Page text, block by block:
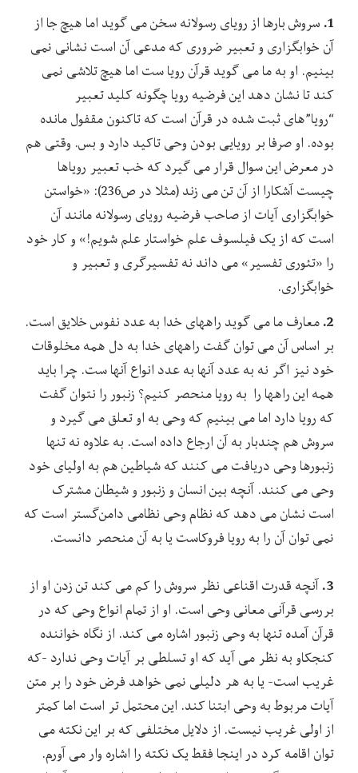
1. سروش بارها از رویای رسولانه سخن می گوید اما هیچ جا از
آن خوابگزاری و تعبیر ضروری که مدعی آن است نشانی نمی
بینیم. او به ما می گوید قرآن رویا ست اما هیچ تلاشی نمی
کند تا نشان دهد این فرضیه رویا چگونه کلید تعبیر
“رویا”های ثبت شده در قرآن است که تاکنون مقفول مانده
بوده. او صرفا بر رویایی بودن وحی تاکید دارد و بس. وقتی هم
در معرض این سوال قرار می گیرد که خب تعبیر رویاها
چیست آشکارا از آن تن می زند (مثلا در ص236): «خواستن
خوابگزاری آیات از صاحب فرضیه رویای رسولانه مانند آن
است که از یک فیلسوف علم خواستار علم شویم!» و کار خود
را «تئوری تفسیر» می داند نه تفسیرگری و تعبیر و
خوابگزاری.
2. معارف ما می گوید راههای خدا به عدد نفوس خلایق است.
بر اساس آن می توان گفت راههای خدا به دل همه مخلوقات
خود نیز اگر نه به عدد آنها به عدد انواع آنها ست. چرا باید
همه این راهها را به رویا منحصر کنیم؟ زنبور را نتوان گفت
که رویا دارد اما می بینیم که وحی به او تعلق می گیرد و
سروش هم چندبار به آن ارجاع داده است. به علاوه نه تنها
زنبورها وحی دریافت می کنند که شیاطین هم به اولیای خود
وحی می کنند. آنچه بین انسان و زنبور و شیطان مشترک
است نشان می دهد که نظام وحی نظامی دامن‌گستر است که
نمی توان آن را به رویا فروکاست یا به آن منحصر دانست.
3. آنچه قدرت اقناعی نظر سروش را کم می کند تن زدن او از
بررسی قرآنی معانی وحی است. او از تمام انواع وحی که در
قرآن آمده تنها به وحی زنبور اشاره می کند. از نگاه خواننده
کنجکاو به نظر می آید که او تسلطی بر آیات وحی ندارد -که
غریب است- یا به هر دلیلی نمی خواهد فرض خود را بر متن
آیات مربوط به وحی ابتنا کند. این محتمل تر است اما کمتر
از اولی غریب نیست. از دلایل مختلفی که بر این نکته می
توان اقامه کرد در اینجا فقط یک نکته را اشاره وار می آورم.